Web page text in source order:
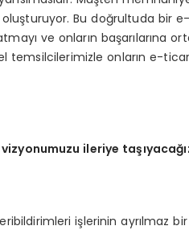
Bu doğrultuda bir
ve onların başarılarına
temsilcilerimizle onların e-
ileriye taşıyacağı
işlerinin ayrılmaz